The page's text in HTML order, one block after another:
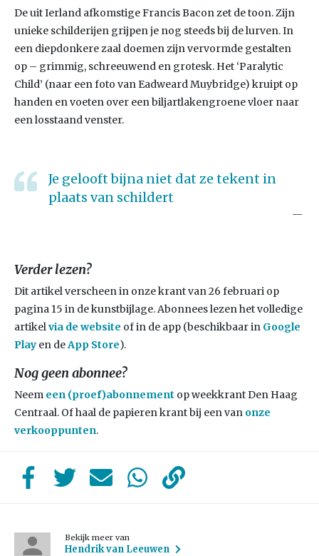
De uit Ierland afkomstige Francis Bacon zet de toon. Zijn
unieke schilderijen grijpen je nog steeds bij de lurven. In
een diepdonkere zaal doemen zijn vervormde gestalten
op – grimmig, schreeuwend en grotesk. Het ‘Paralytic
Child’ (naar een foto van Eadweard Muybridge) kruipt op
handen en voeten over een biljartlakengroene vloer naar
een losstaand venster.
Je gelooft bijna niet dat ze tekent in
plaats van schildert
Verder lezen?
Dit artikel verscheen in onze krant van 26 februari op
pagina 15 in de kunstbijlage. Abonnees lezen het volledige
artikelvia de website of in de app (beschikbaar in Google
Play en deApp Store).
Nog geen abonnee?
Neem een (proef)abonnement op weekkrant Den Haag
Centraal. Of haal de papieren krant bij een van onze
verkooppunten.
Bekijk meer van
Hendrik van Leeuwen